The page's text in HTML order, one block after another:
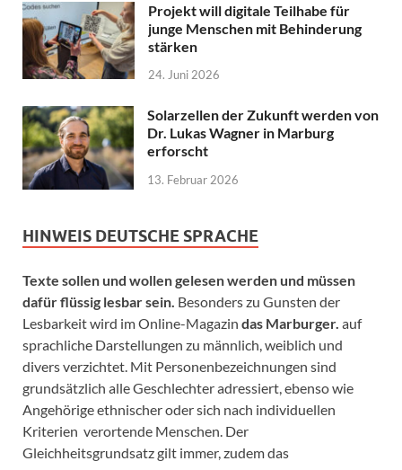
Projekt will digitale Teilhabe für
junge Menschen mit Behinderung
stärken
24. Juni 2026
Solarzellen der Zukunft werden von
Dr. Lukas Wagner in Marburg
erforscht
13. Februar 2026
HINWEIS DEUTSCHE SPRACHE
Texte sollen und wollen gelesen werden und müssen
dafür flüssig lesbar sein. Besonders zu Gunsten der
Lesbarkeit wird im Online-Magazin das Marburger. auf
sprachliche Darstellungen zu männlich, weiblich und
divers verzichtet. Mit Personenbezeichnungen sind
grundsätzlich alle Geschlechter adressiert, ebenso wie
Angehörige ethnischer oder sich nach individuellen
Kriterien verortende Menschen. Der
Gleichheitsgrundsatz gilt immer, zudem das